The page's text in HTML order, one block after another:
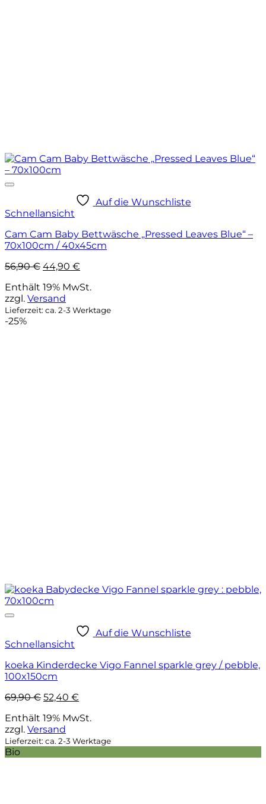
Auf die Wunschliste
Schnellansicht
Cam Cam Baby Bettwäsche „Pressed Leaves Blue“ –
70x100cm / 40x45cm
56,90€ Ursprünglicher
war:
56,90 €
44,90 €
ist:
Enthält 19% MwSt.
zzgl. Versand
Lieferzeit: ca. 2-3 Werktage
-25%
Auf die Wunschliste
Schnellansicht
koeka Kinderdecke Vigo Fannel sparkle grey / pebble,
100x150cm
69,90€ Ursprünglicher
war:
69,90 €
52,40 €
ist:
Enthält 19% MwSt.
zzgl. Versand
Lieferzeit: ca. 2-3 Werktage
Bio